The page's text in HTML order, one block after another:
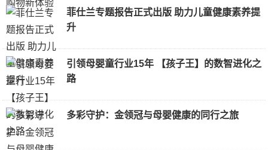
菲仕兰专题报告正式出版 助力儿童健康素养提
升
引领母婴童行业15年 【孩子王】的数智进化之
路
多彩守护：金领冠与母婴健康的同行之旅